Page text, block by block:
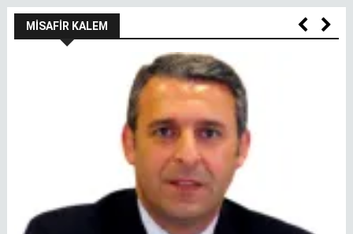
MISAFIR KALEM